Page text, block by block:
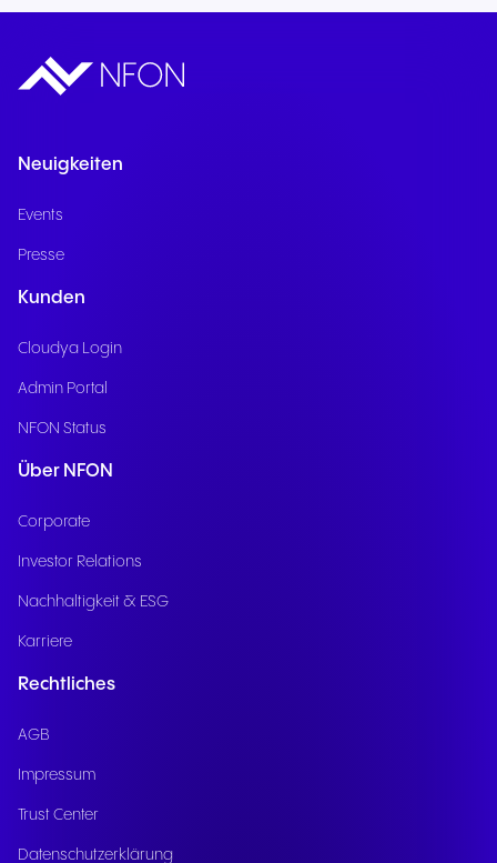
Neuigkeiten
Events
Presse
Kunden
Cloudya Login
Admin Portal
NFON Status
Über NFON
Corporate
Investor Relations
Nachhaltigkeit & ESG
Karriere
Rechtliches
AGB
Impressum
Trust Center
Datenschutzerklärung